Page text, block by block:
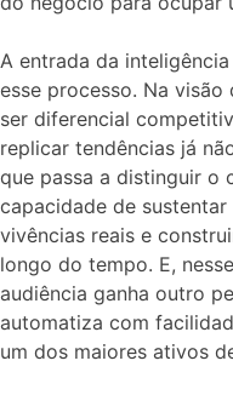
A entrada da
esse processo. Na
ser diferencial
replicar tendências já
que passa a distinguir o
capacidade de
vivências reais e
longo do tempo. E,
audiência ganha outro
automatiza com
um dos maiores ativos